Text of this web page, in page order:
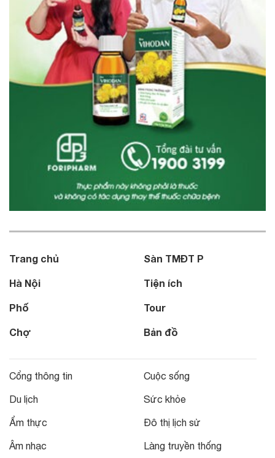
Trang chủ
Hà Nội
Phố
Chợ
Sàn TMĐT P
Tiện ích
Tour
Bản đồ
Cổng thông tin
Du lịch
Ẩm thực
Âm nhạc
Cuộc sống
Sức khỏe
Đô thị lịch sử
Làng truyền thống